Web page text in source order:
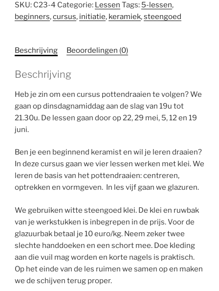
SKU: C23-4 Categorie: Lessen Tags: 5-lessen,
beginners,cursus, initiatie, keramiek,steengoed
Beschrijving Beoordelingen (0)
Beschrijving
Heb je zin om een cursus pottendraaien te volgen? We
gaan op dinsdagnamiddag aan de slag van 19u tot
21.30u. De lessen gaan door op22, 29 mei, 5, 12 en 19
juni.
Ben je een beginnend keramist en wil je leren draaien?
In deze cursus gaan we vier lessen werken met klei. We
leren de basis van het pottendraaien: centreren,
optrekken en vormgeven. In les vijf gaan we glazuren.
We gebruiken witte steengoed klei. De klei en ruwbak
van je werkstukken is inbegrepen in de prijs. Voor de
glazuurbak betaal je 10 euro/kg. Neem zeker twee
slechte handdoeken en een schort mee. Doe kleding
aan die vuil mag worden en korte nagels is praktisch.
Op het einde van de les ruimen we samen op en maken
we de schijven terug proper.